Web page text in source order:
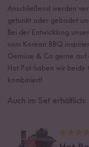
Anschließend werden
getunkt oder gebadet
Bei der Entwicklung
vom Korean BBQ
Gemüse & Co gerne auf
Hot Pot haben wir
kombiniert!
Auch im Set erhältlich: